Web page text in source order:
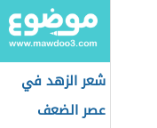
شعر الزهد في
عصر الضعف